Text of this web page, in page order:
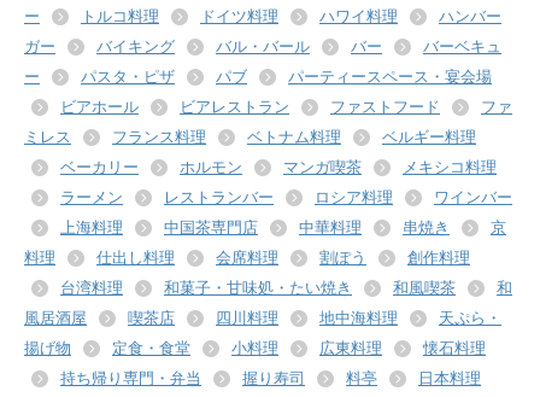
ー
トルコ料理 ドイツ料理 ハワイ料理
ハンバー
ガー
バイキング バル・バール バー
バーベキュ
ー
パスタ・ピザ パブ
パーティースペース・宴会場
ビアホール
ビアレストラン ファストフード
ファ
ミレス
フランス料理 ベトナム料理
ベルギー料理
ベーカリー
ホルモン マンガ喫茶
メキシコ料理
ラーメン
レストランバー ロシア料理
ワインバー
上海料理
中国茶専門店 中華料理 串焼き
京
料理
仕出し料理 会席料理 割ぽう
創作料理
台湾料理
和菓子・甘味処・たい焼き 和風喫茶
和
風居酒屋
喫茶店 四川料理 地中海料理
天ぷら・
揚げ物
定食・食堂 小料理 広東料理
懐石料理
持ち帰り専門・弁当
握り寿司 料亭
日本料理